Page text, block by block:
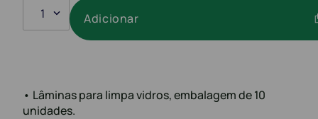
1 Adicionar
• Lâminas para limpa vidros, embalagem de 10
unidades.